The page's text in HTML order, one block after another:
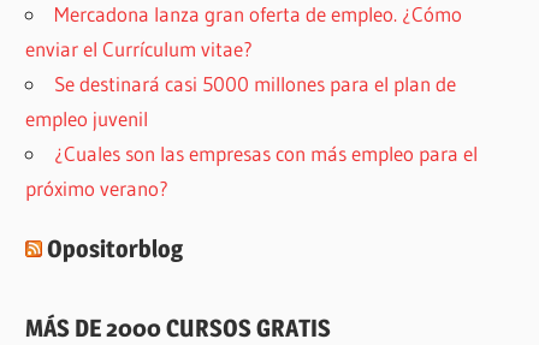
Mercadona lanza gran oferta de empleo. ¿Cómo
enviar el Currículum vitae?
Se destinará casi 5000 millones para el plan de
empleo juvenil
¿Cuales son las empresas con más empleo para el
próximo verano?
Opositorblog
MÁS DE 2000 CURSOS GRATIS